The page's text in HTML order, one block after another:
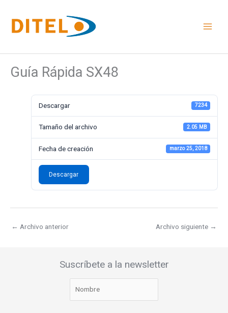
contenido
Guía Rápida SX48
Descargar 7234
Tamaño del archivo 2.05 MB
Fecha de creación marzo 25, 2018
Descargar
← Archivo anterior Archivo siguiente →
Suscríbete a la newsletter